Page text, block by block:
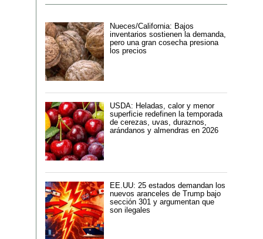
Nueces/California: Bajos
inventarios sostienen la demanda,
pero una gran cosecha presiona
los precios
USDA: Heladas, calor y menor
superficie redefinen la temporada
de cerezas, uvas, duraznos,
arándanos y almendras en 2026
EE.UU: 25 estados demandan los
nuevos aranceles de Trump bajo
sección 301 y argumentan que
son ilegales